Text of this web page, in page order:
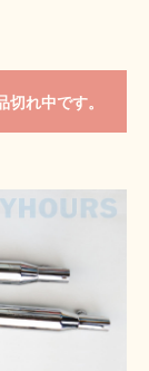
切れ中です。